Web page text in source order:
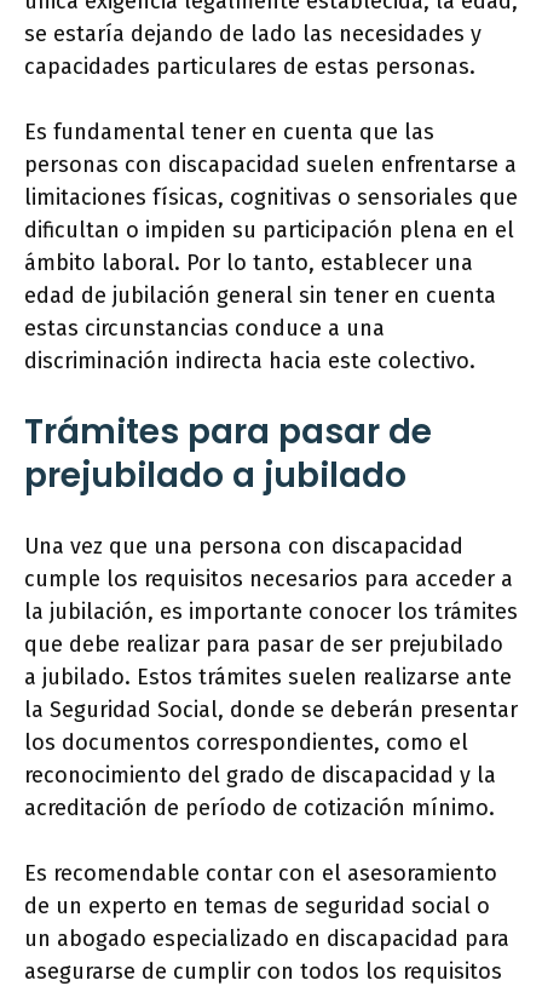
se estaría dejando de lado las necesidades y
capacidades particulares de estas personas.
Es fundamental tener en cuenta que las
personas con discapacidad suelen enfrentarse a
limitaciones físicas, cognitivas o sensoriales que
dificultan o impiden su participación plena en el
ámbito laboral. Por lo tanto, establecer una
edad de jubilación general sin tener en cuenta
estas circunstancias conduce a una
discriminación indirecta hacia este colectivo.
Trámites para pasar de
prejubilado a jubilado
Una vez que una persona con discapacidad
cumple los requisitos necesarios para acceder a
la jubilación, es importante conocer los trámites
que debe realizar para pasar de ser prejubilado
a jubilado. Estos trámites suelen realizarse ante
la Seguridad Social, donde se deberán presentar
los documentos correspondientes, como el
reconocimiento del grado de discapacidad y la
acreditación de período de cotización mínimo.
Es recomendable contar con el asesoramiento
de un experto en temas de seguridad social o
un abogado especializado en discapacidad para
asegurarse de cumplir con todos los requisitos